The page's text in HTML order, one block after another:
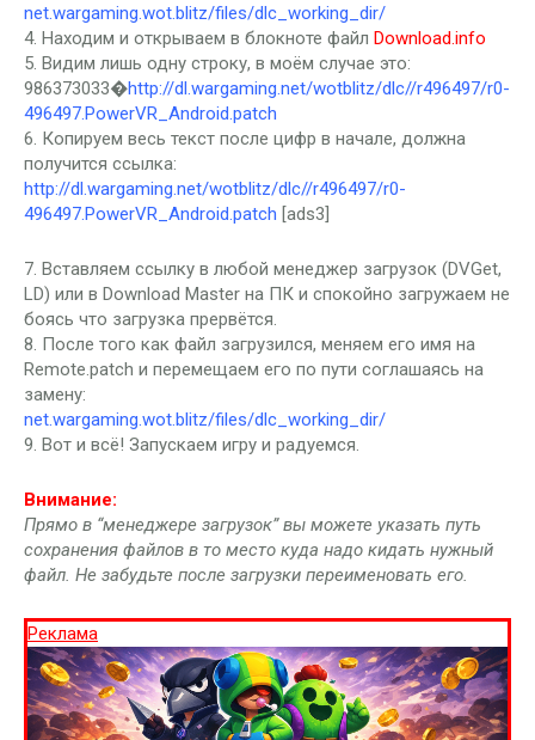
net.wargaming.wot.blitz/files/dlc_working_dir/
4. Находим и открываем в блокноте файл Download.info
5. Видим лишь одну строку, в моём случае это:
986373033�http://dl.wargaming.net/wotblitz/dlc//r496497/r0-
496497.PowerVR_Android.patch
6. Копируем весь текст после цифр в начале, должна
получится ссылка:
http://dl.wargaming.net/wotblitz/dlc//r496497/r0-
496497.PowerVR_Android.patch [ads3]
7. Вставляем ссылку в любой менеджер загрузок (DVGet,
LD) или в Download Master на ПК и спокойно загружаем не
боясь что загрузка прервётся.
8. После того как файл загрузился, меняем его имя на
Remote.patch и перемещаем его по пути соглашаясь на
замену:
net.wargaming.wot.blitz/files/dlc_working_dir/
9. Вот и всё! Запускаем игру и радуемся.
Внимание:
Прямо в “менеджере загрузок” вы можете указать путь
сохранения файлов в то место куда надо кидать нужный
файл. Не забудьте после загрузки переименовать его.
Реклама